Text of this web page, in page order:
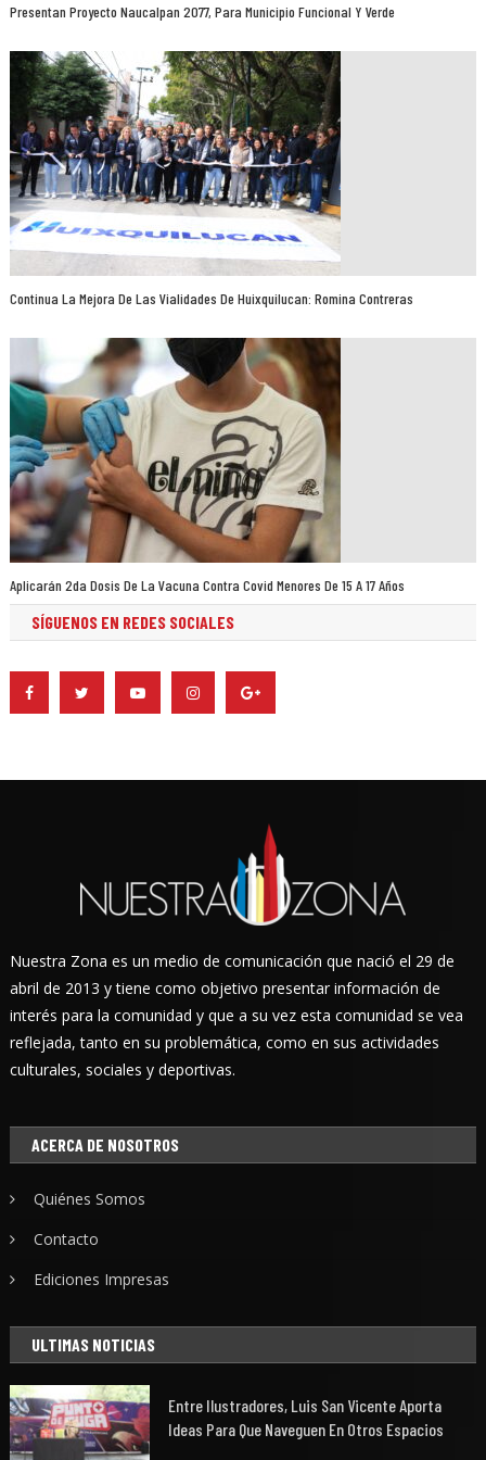
Presentan Proyecto Naucalpan 2077, Para Municipio Funcional Y Verde
Continua La Mejora De Las Vialidades De Huixquilucan: Romina Contreras
Aplicarán 2da Dosis De La Vacuna Contra Covid Menores De 15 A 17 Años
SÍGUENOS EN REDES SOCIALES
Nuestra Zona es un medio de comunicación que nació el 29 de
abril de 2013 y tiene como objetivo presentar información de
interés para la comunidad y que a su vez esta comunidad se vea
reflejada, tanto en su problemática, como en sus actividades
culturales, sociales y deportivas.
ACERCA DE NOSOTROS
Quiénes Somos
Contacto
Ediciones Impresas
ULTIMAS NOTICIAS
Entre Ilustradores, Luis San Vicente Aporta
Ideas Para Que Naveguen En Otros Espacios